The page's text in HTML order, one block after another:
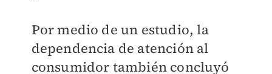
Por medio de un estudio, la
dependencia de atención al
consumidor también concluyó